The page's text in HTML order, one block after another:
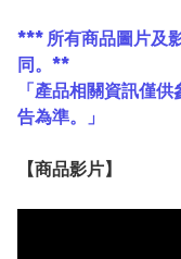
*** 所有商品圖片及
同。**
「產品相關資訊僅
告為準。」
【商品影片】